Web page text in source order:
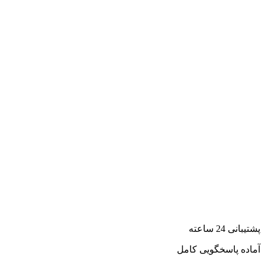
پشتیبانی 24 ساعته
آماده پاسخگویی کامل